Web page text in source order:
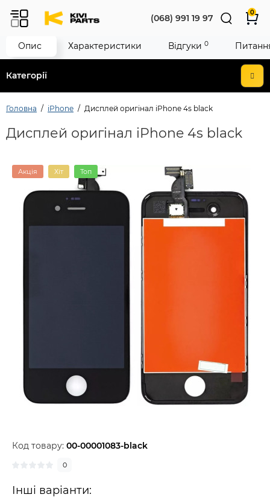
Категорії
(068) 991 19 97
0
Головна iPhone Дисплей оригінал iPhone 4s black
Дисплей оригінал iPhone 4s black
Акція Хіт Топ
Код товару: 00-00001083-black
0
Інші варіанти:
Опис Характеристики Відгуки 0